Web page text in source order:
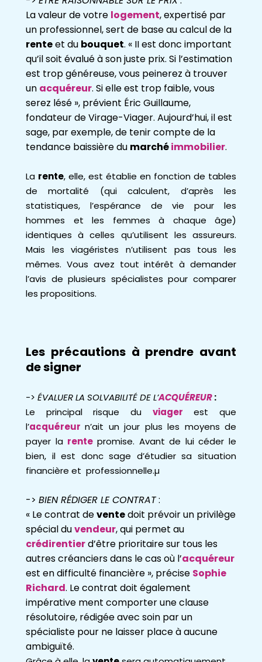
La valeur de votre logement, expertisé par
un professionnel, sert de base au calcul de la
renteet du bouquet. « II est donc important
qu’il soit évalué à son juste prix. Si l’estimation
est trop généreuse, vous peinerez à trouver
un acquéreur. Si elle est trop faible, vous
serez lésé », prévient Éric Guillaume,
fondateur de Virage-Viager. Aujourd’hui, il est
sage, par exemple, de tenir compte de la
tendance baissière du marchéimmobilier.
La rente, elle, est établie en fonction de tables
de mortalité (qui calculent, d’après les
statistiques, l’espérance de vie pour les
hommes et les femmes à chaque âge)
identiques à celles qu’utilisent les assureurs.
Mais les viagéristes n’utilisent pas tous les
mêmes. Vous avez tout intérêt à demander
l’avis de plusieurs spécialistes pour comparer
les propositions.
Les précautions à prendre avant
de signer
-> ÉVALUER LA SOLVABILITÉ DE L’ACQUÉREUR:
Le principal risque du viager
est que
l’acquéreur n’ait un jour plus les moyens de
payer la rente promise. Avant de lui céder le
bien, il est donc sage d’étudier sa situation
financière et professionnelle.µ
-> BIEN RÉDIGER LE CONTRAT:
« Le contrat deventedoit prévoir un privilège
spécial duvendeur, qui permet au
crédirentierd’être prioritaire sur tous les
autres créanciers dans le cas où l’acquéreur
est en difficulté financière », précise Sophie
Richard. Le contrat doit également
impérative ment comporter une clause
résolutoire, rédigée avec soin par un
spécialiste pour ne laisser place à aucune
ambiguïté.